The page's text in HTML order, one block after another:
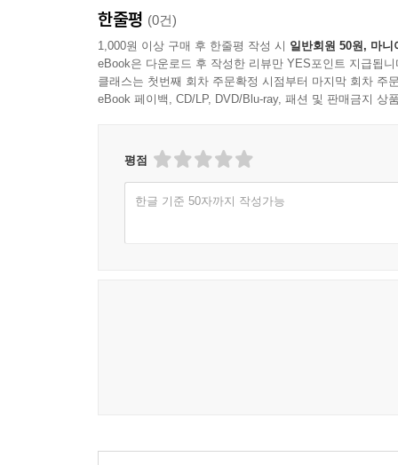
한줄평 (0건)
1,000원 이상 구매 후 한줄평 작성 시 일반회원 50원, 마니
eBook은 다운로드 후 작성한 리뷰만 YES포인트 지급됩니
클래스는 첫번째 회차 주문확정 시점부터 마지막 회차 주
eBook 페이백, CD/LP, DVD/Blu-ray, 패션 및 판매금지 상
평점
한글 기준 50자까지 작성가능